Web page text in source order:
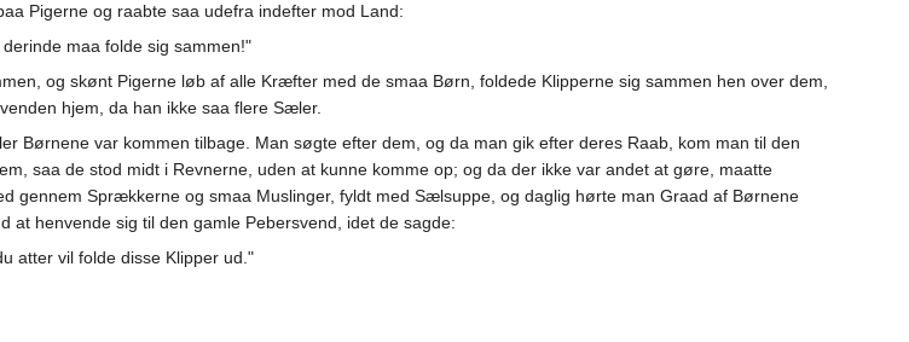
Pigerne og raabte saa udefra indefter mod Land:
maa folde sig sammen!"
og skønt Pigerne løb af alle Kræfter med de smaa Børn, foldede Klipperne sig sammen hen over dem,
hjem, da han ikke saa flere Sæler.
Børnene var kommen tilbage. Man søgte efter dem, og da man gik efter deres Raab, kom man til den
saa de stod midt i Revnerne, uden at kunne komme op; og da der ikke var andet at gøre, maatte
gennem Sprækkerne og smaa Muslinger, fyldt med Sælsuppe, og daglig hørte man Graad af Børnene
henvende sig til den gamle Pebersvend, idet de sagde:
atter vil folde disse Klipper ud."